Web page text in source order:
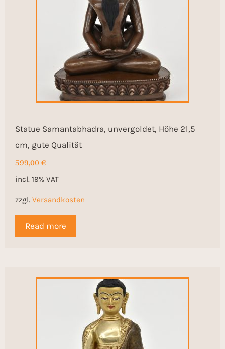
Statue Samantabhadra, unvergoldet, Höhe 21,5
cm, gute Qualität
599,00€
incl. 19% VAT
zzgl. Versandkosten
Read more